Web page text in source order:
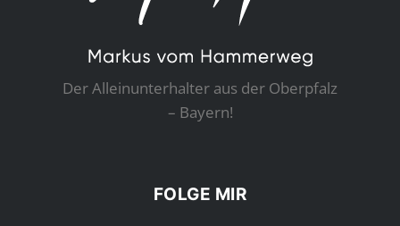
Der Alleinunterhalter aus der Oberpfalz
– Bayern!
FOLGE MIR